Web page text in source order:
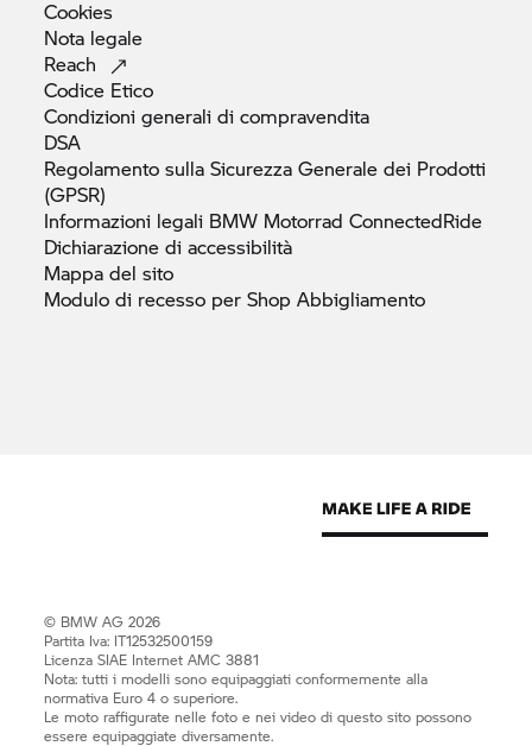
Cookies
Nota legale
Reach
Codice Etico
Condizioni generali dicompravendita
DSA
Regolamento sulla Sicurezza Generale dei Prodotti
(GPSR)
Informazioni legali BMW Motorrad ConnectedRide
Dichiarazione diaccessibilità
Mappa delsito
Modulo di recesso per ShopAbbigliamento
© BMW AG 2026
Partita Iva: IT12532500159
Licenza SIAE Internet AMC 3881
Nota: tutti i modelli sono equipaggiati conformemente alla
normativa Euro 4 o superiore.
Le moto raffigurate nelle foto e nei video di questo sito possono
essere equipaggiate diversamente.